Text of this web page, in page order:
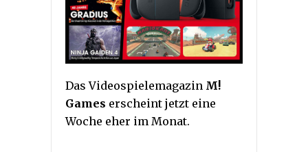
Das Videospielemagazin M!
Games erscheint jetzt eine
Woche eher im Monat.